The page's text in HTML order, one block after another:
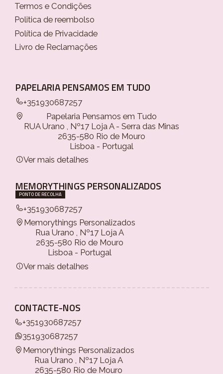
Termos e Condições
Politica de reembolso
Política de Privacidade
Livro de Reclamações
PAPELARIA PENSAMOS EM TUDO
+351930687257
Papelaria Pensamos em Tudo
RUA Urano , Nº17 Loja A - Serra das Minas
2635-580 Rio de Mouro
Lisboa - Portugal
Ver mais detalhes
MEMORYTHINGS PERSONALIZADOS
PONTO DE RECOLHA
+351930687257
Memorythings Personalizados
Rua Urano , Nº17 Loja A
2635-580 Rio de Mouro
Lisboa - Portugal
Ver mais detalhes
CONTACTE-NOS
+351930687257
351930687257
Memorythings Personalizados
Rua Urano , Nº17 Loja A
2635-580 Rio de Mouro